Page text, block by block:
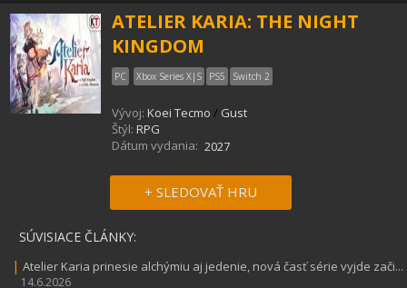
ATELIER KARIA: THE NIGHT
KINGDOM
PC Xbox Series X|S PS5 Switch 2
Vývoj: Koei Tecmo / Gust
Štýl: RPG
Dátum vydania: 2027
+ SLEDOVAŤ HRU
SÚVISIACE ČLÁNKY:
| Atelier Karia prinesie alchýmiu aj jedenie, nová časť série vyjde zači...
14.6.2026